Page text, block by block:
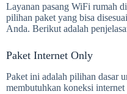
Layanan pasang WiFi rumah
pilihan paket yang bisa
Anda. Berikut adalah
Paket Internet Only
Paket ini adalah pilihan dasar
membutuhkan koneksi internet